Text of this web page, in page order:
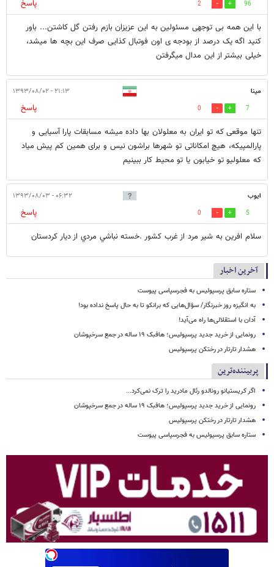
96
2
پاسخ
با این همه بی توجهی مسئولین به این عزیزان بازم رفتن گل کاشتن... باور
کنید اگه یک درصد از بودجه ی اون فوتبال کذایی صرف این بچه ها میشد،
خیلی بیشتر از این مدال میگرفتن
مینا ۲۱:۱۳ - ۱۳۹۳/۰۸/۰۲
7
0
پاسخ
تنها موقعی که تو ایران به معلولان بها داده میشه مسابقات پارا آسیایی و
پارالمپیکه، هیچ امکاناتی تو شهرها براشون نیس و برای همین کم پیش میاد
که معلولیو تو خیابون یا تو محیط کار ببینیم
ايوب ۰۶:۳۲ - ۱۳۹۳/۰۸/۰۳
5
0
پاسخ
سلام افرين به شير مرد از غرب كشور .خسته نباشي مردي از ديار كردستان
آخرین اخبار
ستاره سابق پرسپولیس به فجرسپاسی پیوست
به انگیزه روز خبرنگار/ سؤال‌هایی که برانکو تا به حال پاسخ نداده بود!
آدان با استقلالی‌ها راه می‌آید!
رونمایی از خرید جدید پرسپولیس؛ هافبک ۱۹ ساله در جمع سرخپوشان
هشدار تارتار در رختکن پرسپولیس
پربیننده‌ترین
اگر کریستیانو رونالدو رئال مادرید را ترک نمی‌کرد...
رونمایی از خرید جدید پرسپولیس؛ هافبک ۱۹ ساله در جمع سرخپوشان
هشدار تارتار در رختکن پرسپولیس
ستاره سابق پرسپولیس به فجرسپاسی پیوست